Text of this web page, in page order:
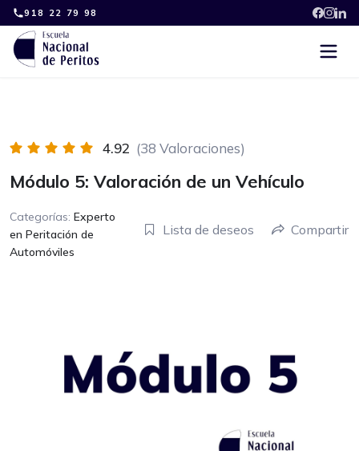
Skip
to
content
918 22 79 98
4.92 (38 Valoraciones)
Módulo 5: Valoración de un Vehículo
Categorías: Experto
en Peritación de
Automóviles
Lista de deseos Compartir